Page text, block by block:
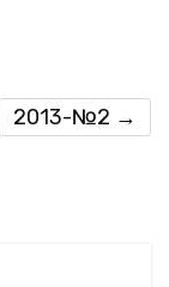
2013-№2 →